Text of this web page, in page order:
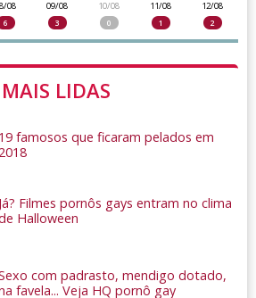
08
6
09/08
3
10/08
0
11/08
1
12/08
2
MAIS LIDAS
19 famosos que ficaram pelados em
2018
Já? Filmes pornôs gays entram no clima
Halloween
com padrasto, mendigo dotado,
favela... Veja HQ pornô gay